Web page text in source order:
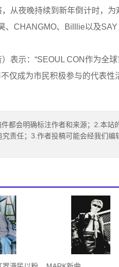
从夜晚持续到新年倒计时，
CHANGMO、Billlie以及SAY
示：“SEOUL CON作为全球
仅成为市民积极参与的代表性
都会明确标注作者和来源；2.本站
责任；3.作者投稿可能会经我们编